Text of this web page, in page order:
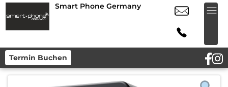
Smart Phone Germany
Termin Buchen